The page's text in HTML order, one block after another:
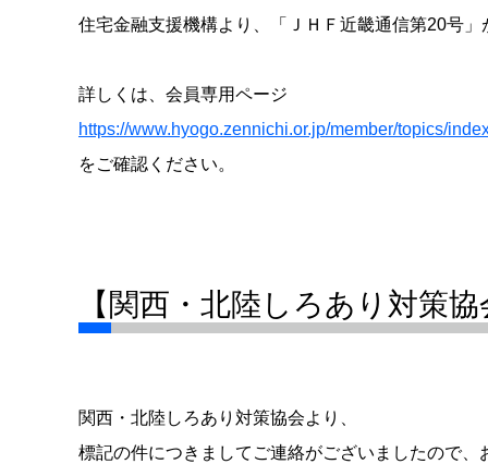
住宅金融支援機構より、「ＪＨＦ近畿通信第20号
詳しくは、会員専用ページ
https://www.hyogo.zennichi.or.jp/member/topics/
をご確認ください。
【関西・北陸しろあり対策
関西・北陸しろあり対策協会より、
標記の件につきましてご連絡がございましたので、